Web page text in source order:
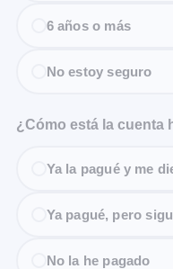
6 años o más
No estoy seguro
¿Cómo está la cuenta
Ya la pagué y me
Ya pagué, pero
No la he pagado